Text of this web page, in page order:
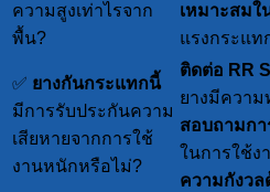
ความสูงเท่าไรจาก
พื้น?
เหมาะสมใ
แรงกระแท
✅ ยางกันกระแทกนี้
มีการรับประกันความ
เสียหายจากการใช้
งานหนักหรือไม่?
ติดต่อ RR
ยางมีควา
สอบถามก
ในการใช้ง
ความกังว